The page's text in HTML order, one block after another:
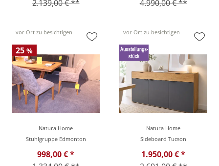
2.139,00 € **
4.990,00 € **
vor Ort zu besichtigen
25 %
Natura Home
Stuhlgruppe Edmonton
998,00 € *
vor Ort zu besichtigen
Natura Home
Sideboard Tucson
1.950,00 € *